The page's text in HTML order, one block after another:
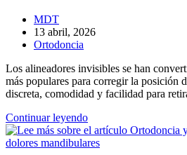
Autor
de
la
MDT
Entrada
publicada:
13 abril, 2026
Categoría
la
entrada:
Ortodoncia
Los alineadores invisibles se han
más populares para corregir la posición
discreta, comodidad y facilidad para
Continuar leyendoAlineadores
invisibles
y